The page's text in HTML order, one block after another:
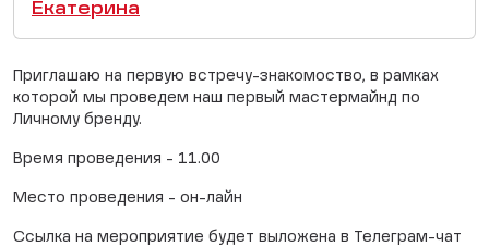
Екатерина
Приглашаю на первую встречу-знакомоство, в рамках
которой мы проведем наш первый мастермайнд по
Личному бренду.
Время проведения - 11.00
Место проведения - он-лайн
Ссылка на мероприятие будет выложена в Телеграм-чат